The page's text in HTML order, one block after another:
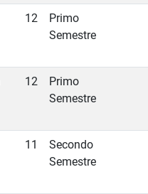
12
Primo
Semestre
12
Primo
Semestre
11
Secondo
Semestre